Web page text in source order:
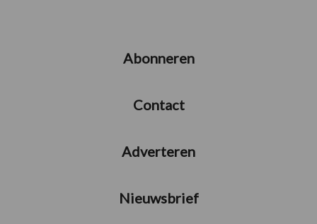
Abonneren
Contact
Adverteren
Nieuwsbrief